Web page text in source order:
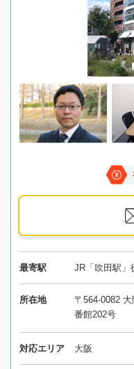
最寄駅 JR「吹田駅」
所在地
〒564-0082
番館202号
対応エリア 大阪